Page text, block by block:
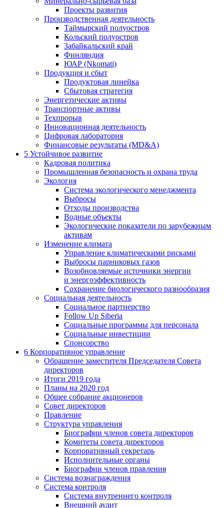
Проекты развития
Производственная деятельность
Таймырский полуостров
Кольский полуостров
Забайкальский край
Финляндия
ЮАР (Nkomati)
Продукция и сбыт
Продуктовая линейка
Сбытовая стратегия
Энергетические активы
Транспортные активы
Техпрорыв
Инновационная деятельность
Цифровая лаборатория
Финансовые результаты (MD&A)
5 Устойчивое развитие
Кадровая политика
Промышленная безопасность и охрана труда
Экология
Система экологического менеджмента
Выбросы
Отходы производства
Водные объекты
Экологические показатели по зарубежным
активам
Изменение климата
Управление климатическими рисками
Выбросы парниковых газов
Возобновляемые источники энергии
и энергоэффективность
Сохранение биологического разнообразия
Социальная деятельность
Социальное партнерство
Follow Up Siberia
Социальные программы для персонала
Социальные инвестиции
Спонсорство
6 Корпоративное управление
Обращение заместителя Председателя Совета
директоров
Итоги 2019 года
Планы на 2020 год
Общее собрание акционеров
Совет директоров
Правление
Структура управления
Биографии членов совета директоров
Комитеты совета директоров
Корпоративный секретарь
Исполнительные органы
Биографии членов правления
Система вознаграждения
Система контроля
Система внутреннего контроля
Внешний аудит